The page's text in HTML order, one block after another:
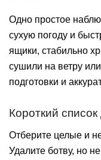
Одно простое
сухую погоду и
ящики, стабильно
сушили на ветру
подготовки и
Короткий
Отберите целые и
Удалите ботву, но